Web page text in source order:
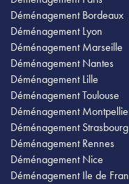
Déménagement Bordeaux
Déménagement Lyon
Déménagement Marseille
Déménagement Nantes
Déménagement Lille
Déménagement Toulouse
Déménagement
Déménagement Strasbourg
Déménagement Rennes
Déménagement Nice
Déménagement Ile de